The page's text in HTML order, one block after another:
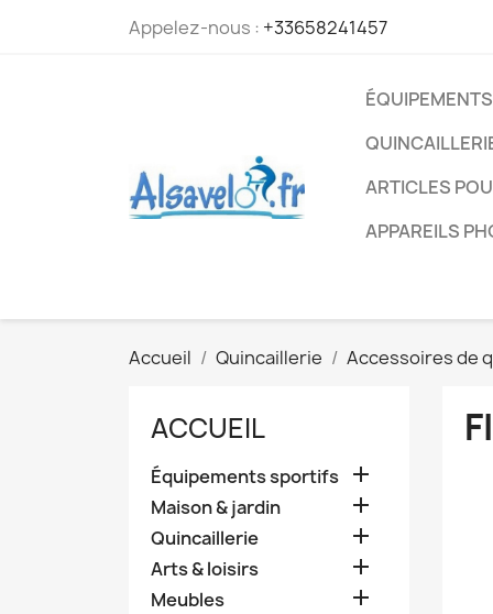
Appelez-nous : +33658241457
ARTICLES
APPAREILS
Accueil Quincaillerie Accessoires de
ACCUEIL
Équipements sportifs 
Maison & jardin 
Quincaillerie 
Arts & loisirs 
Meubles 